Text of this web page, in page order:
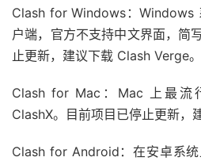
Clash for Windows：Windows
户端，官方不支持中文界面，简
止更新，建议下载 Clash Verge。
Clash for Mac：Mac 上最流
ClashX。目前项目已停止更新，
Clash for Android：在安卓系